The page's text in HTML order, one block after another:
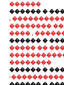
������
������ �
,
��������
���� ,
������ �
����� ��
��������
������ �
-